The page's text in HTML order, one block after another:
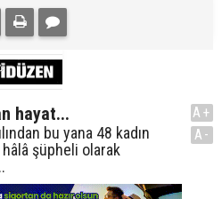
hayat...
bu yana 48 kadın
şüpheli olarak
A+
A-